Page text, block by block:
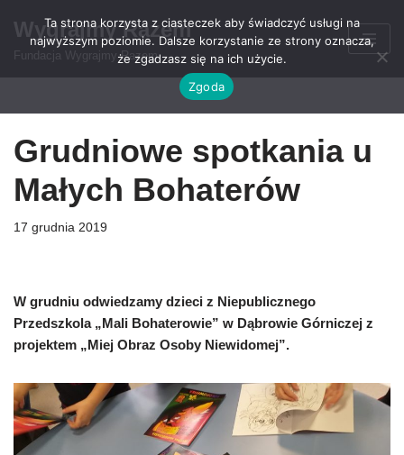
Przejdź
Wygrajmy Razem
Fundacja Wygrajmy Razem
Grudniowe spotkania u
Małych Bohaterów
17 grudnia 2019
W grudniu odwiedzamy dzieci z Niepublicznego
Przedszkola „Mali Bohaterowie” w Dąbrowie Górniczej z
projektem „Miej Obraz Osoby Niewidomej”.
Ta strona korzysta z ciasteczek aby świadczyć usługi na
najwyższym poziomie. Dalsze korzystanie ze strony oznacza,
że zgadzasz się na ich użycie.
Zgoda